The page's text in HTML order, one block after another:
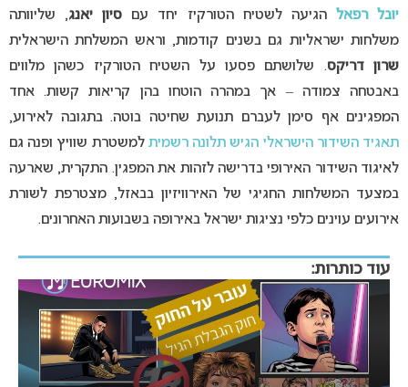
יובל רפאל הגיעה לשטיח הטורקיז יחד עם סיון יאנג, שליוותה
משלחות ישראליות גם בשנים קודמות, וראש המשלחת הישראלית
שרון דריקס. שלושתם פסעו על השטיח הטורקיז כשהן מלווים
באבטחה צמודה – אך במהרה הוטחו בהן קריאות קשות. אחד
המפגינים אף סימן לעברם תנועת שחיטה בוטה. בתגובה לאירוע,
תאגיד השידור הישראלי הגיש תלונה רשמית למשטרת שוויץ ופנה גם
לאיגוד השידור האירופי בדרישה לזהות את המפגין. התקרית, שארעה
במצעד המשלחות החגיגי של האירוויזיון בבאזל, מצטרפת לשורת
אירועים עוינים כלפי נציגות ישראל באירופה בשבועות האחרונים.
עוד כותרות: